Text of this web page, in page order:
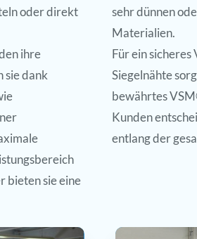
oder direkt
ihre
sie dank
bieten sie eine
sehr dünnen
Materialien.
Für ein
Siegelnähte
bewährtes
Kunden
entlang der